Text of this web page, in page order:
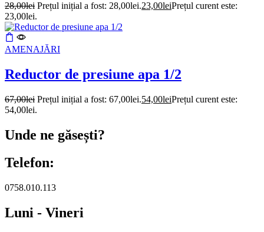
28,00lei Prețul inițial a fost: 28,00lei.23,00leiPrețul curent este:
23,00lei.
AMENAJĂRI
Reductor de presiune apa 1/2
67,00lei Prețul inițial a fost: 67,00lei.54,00leiPrețul curent este:
54,00lei.
Unde ne găsești?
Telefon:
0758.010.113
Luni - Vineri